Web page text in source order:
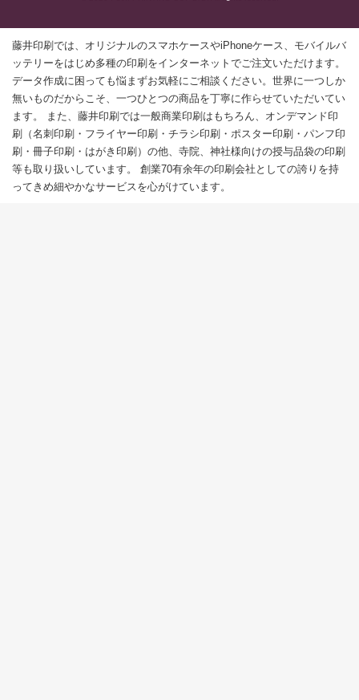
藤井印刷では、オリジナルのスマホケースやiPhoneケース、モバイルバ
ッテリーをはじめ多種の印刷をインターネットでご注文いただけます。
データ作成に困っても悩まずお気軽にご相談ください。世界に一つしか
無いものだからこそ、一つひとつの商品を丁寧に作らせていただいてい
ます。 また、藤井印刷では一般商業印刷はもちろん、オンデマンド印
刷（名刺印刷・フライヤー印刷・チラシ印刷・ポスター印刷・パンフ印
刷・冊子印刷・はがき印刷）の他、寺院、神社様向けの授与品袋の印刷
等も取り扱いしています。 創業70有余年の印刷会社としての誇りを持
ってきめ細やかなサービスを心がけています。